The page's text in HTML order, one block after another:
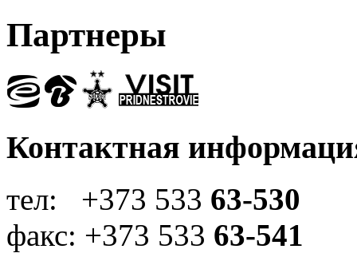
Партнеры
Контактная
тел: +373 533 63-530
факс: +373 533 63-541